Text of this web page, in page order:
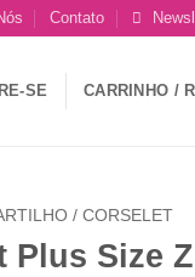
Contato
SE CARRINHO /
/ CORSELET
Plus Size